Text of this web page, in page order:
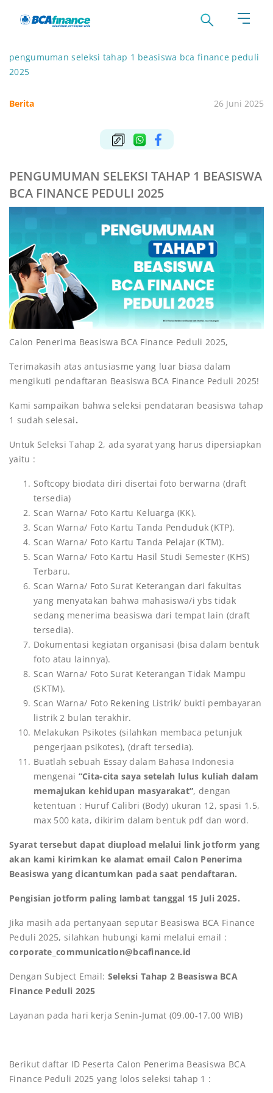
pengumuman seleksi tahap 1 beasiswa bca finance peduli
2025
Berita 26 Juni 2025
PENGUMUMAN SELEKSI TAHAP 1 BEASISWA
BCA FINANCE PEDULI 2025
Calon Penerima Beasiswa BCA Finance Peduli 2025,
Terimakasih atas antusiasme yang luar biasa dalam
mengikuti pendaftaran Beasiswa BCA Finance Peduli 2025!
Kami sampaikan bahwa seleksi pendataran beasiswa tahap
1 sudah selesai.
Untuk Seleksi Tahap 2, ada syarat yang harus dipersiapkan
yaitu :
Softcopy biodata diri disertai foto berwarna (draft
tersedia)
Scan Warna/ Foto Kartu Keluarga (KK).
Scan Warna/ Foto Kartu Tanda Penduduk (KTP).
Scan Warna/ Foto Kartu Tanda Pelajar (KTM).
Scan Warna/ Foto Kartu Hasil Studi Semester (KHS)
Terbaru.
Scan Warna/ Foto Surat Keterangan dari fakultas
yang menyatakan bahwa mahasiswa/i ybs tidak
sedang menerima beasiswa dari tempat lain (draft
tersedia).
Dokumentasi kegiatan organisasi (bisa dalam bentuk
foto atau lainnya).
Scan Warna/ Foto Surat Keterangan Tidak Mampu
(SKTM).
Scan Warna/ Foto Rekening Listrik/ bukti pembayaran
listrik 2 bulan terakhir.
Melakukan Psikotes (silahkan membaca petunjuk
pengerjaan psikotes), (draft tersedia).
Buatlah sebuah Essay dalam Bahasa Indonesia
mengenai “Cita-cita saya setelah lulus kuliah dalam
memajukan kehidupan masyarakat”, dengan
ketentuan : Huruf Calibri (Body) ukuran 12, spasi 1.5,
max 500 kata, dikirim dalam bentuk pdf dan word.
Syarat tersebut dapat diupload melalui link jotform yang
akan kami kirimkan ke alamat email Calon Penerima
Beasiswa yang dicantumkan pada saat pendaftaran.
Pengisian jotform paling lambat tanggal 15 Juli 2025.
Jika masih ada pertanyaan seputar Beasiswa BCA Finance
Peduli 2025, silahkan hubungi kami melalui email :
corporate_communication@bcafinance.id
Dengan Subject Email: Seleksi Tahap 2 Beasiswa BCA
Finance Peduli 2025
Layanan pada hari kerja Senin-Jumat (09.00-17.00 WIB)
Berikut daftar ID Peserta Calon Penerima Beasiswa BCA
Finance Peduli 2025 yang lolos seleksi tahap 1 :